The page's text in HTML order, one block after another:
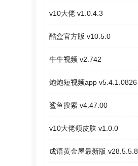
v10大佬 v1.0.4.3
酷盒官方版 v10.5.0
牛牛视频 v2.742
炮炮短视频app v5.4.1.0826
鲨鱼搜索 v4.47.00
v10大佬领皮肤 v1.0.0
成语黄金屋最新版 v28.5.5.8